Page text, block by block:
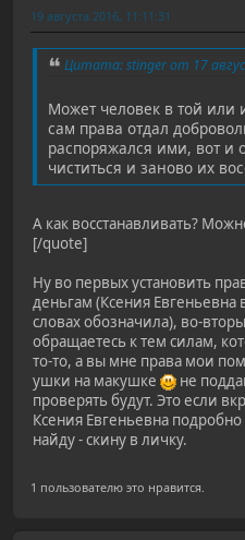
19 августа 2016, 11:11:31
Цитата: stinger от 17
Может человек в той или
сам права отдал
распоряжался ими, вот и
чиститься и заново их
А как восстанавливать?
[/quote]
Ну во первых установить
деньгам (Ксения Евгеньевна
словах обозначила), во-
обращаетесь к тем силам,
то-то, а вы мне права мои
ушки на макушке
не
проверять будут. Это если
Ксения Евгеньевна
найду - скину в личку.
1 пользователю это нравится.